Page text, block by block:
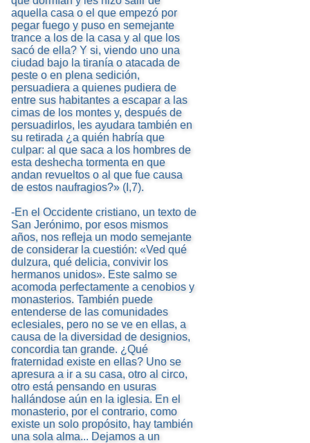
aquella casa o el que empezó por
pegar fuego y puso en semejante
trance a los de la casa y al que los
sacó de ella? Y si, viendo uno una
ciudad bajo la tiranía o atacada de
peste o en plena sedición,
persuadiera a quienes pudiera de
entre sus habitantes a escapar a las
cimas de los montes y, después de
persuadirlos, les ayudara también en
su retirada ¿a quién habría que
culpar: al que saca a los hombres de
esta deshecha tormenta en que
andan revueltos o al que fue causa
de estos naufragios?» (I,7).
-En el Occidente cristiano, un texto de
San Jerónimo, por esos mismos
años, nos refleja un modo semejante
de considerar la cuestión: «Ved qué
dulzura, qué delicia, convivir los
hermanos unidos». Este salmo se
acomoda perfectamente a cenobios y
monasterios. También puede
entenderse de las comunidades
eclesiales, pero no se ve en ellas, a
causa de la diversidad de designios,
concordia tan grande. ¿Qué
fraternidad existe en ellas? Uno se
apresura a ir a su casa, otro al circo,
otro está pensando en usuras
hallándose aún en la iglesia. En el
monasterio, por el contrario, como
existe un solo propósito, hay también
una sola alma... Dejamos a un